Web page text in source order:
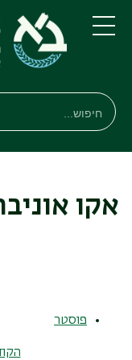
תפריט
חיפוש
חיפוש
אקו
פוסטר